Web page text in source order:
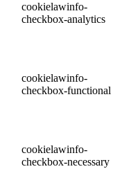
cookielawinfo-
checkbox-analytics
cookielawinfo-
checkbox-functional
cookielawinfo-
checkbox-necessary